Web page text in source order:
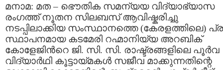
മനാമ: മത – ഭൌതിക സമന്യയ വിദ്യാഭ്യാസ
രംഗത്ത് നൂതന സിലബസ് ആവിഷ്കരിച്ചു
നടപ്പിലാക്കിയ സംസ്ഥാനത്തെ (കേരളത്തിലെ)
സ്ഥാപനമായ കടമേരി റഹ്മാനിയ്യ അറബിക്
കോളേജിന്‍റെ ജി. സി. സി. രാഷ്ട്രങ്ങളിലെ പൂര്‍വ
വിദ്യാര്‍ഥി കൂട്ടായ്മകള്‍ സജീവ മാക്കുന്നതിന്റെ